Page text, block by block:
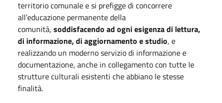
territorio comunale e si prefigge di concorrere
all’educazione permanente della
comunità, soddisfacendo ad ogni esigenza di lettura,
di informazione, di aggiornamento e studio, e
realizzando un moderno servizio di informazione e
documentazione, anche in collegamento con tutte le
strutture culturali esistenti che abbiano le stesse
finalità.